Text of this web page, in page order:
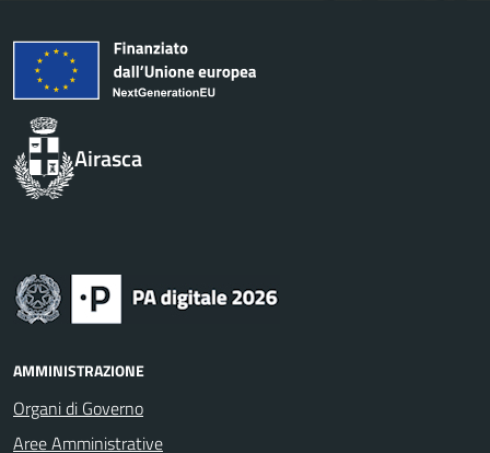
Airasca
AMMINISTRAZIONE
Organi di Governo
Aree Amministrative